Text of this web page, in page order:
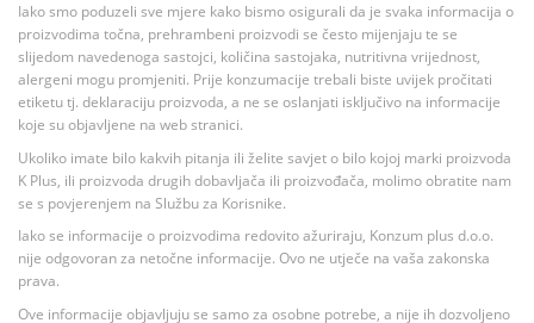
Iako smo poduzeli sve mjere kako bismo osigurali da je svaka informacija o
proizvodima točna, prehrambeni proizvodi se često mijenjaju te se
slijedom navedenoga sastojci, količina sastojaka, nutritivna vrijednost,
alergeni mogu promjeniti. Prije konzumacije trebali biste uvijek pročitati
etiketu tj. deklaraciju proizvoda, a ne se oslanjati isključivo na informacije
koje su objavljene na web stranici.
Ukoliko imate bilo kakvih pitanja ili želite savjet o bilo kojoj marki proizvoda
K Plus, ili proizvoda drugih dobavljača ili proizvođača, molimo obratite nam
se s povjerenjem na Službu za Korisnike.
Iako se informacije o proizvodima redovito ažuriraju, Konzum plus d.o.o.
nije odgovoran za netočne informacije. Ovo ne utječe na vaša zakonska
prava.
Ove informacije objavljuju se samo za osobne potrebe, a nije ih dozvoljeno